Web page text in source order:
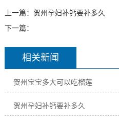
上一篇： 贺州孕妇补钙要补多久
下一篇：
相关新闻
贺州宝宝多大可以吃榴莲
贺州孕妇补钙要补多久